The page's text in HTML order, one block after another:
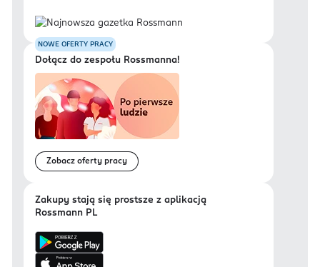
NOWE OFERTY PRACY
Dołącz do zespołu Rossmanna!
Zobacz oferty pracy
Zakupy stają się prostsze z aplikacją
Rossmann PL